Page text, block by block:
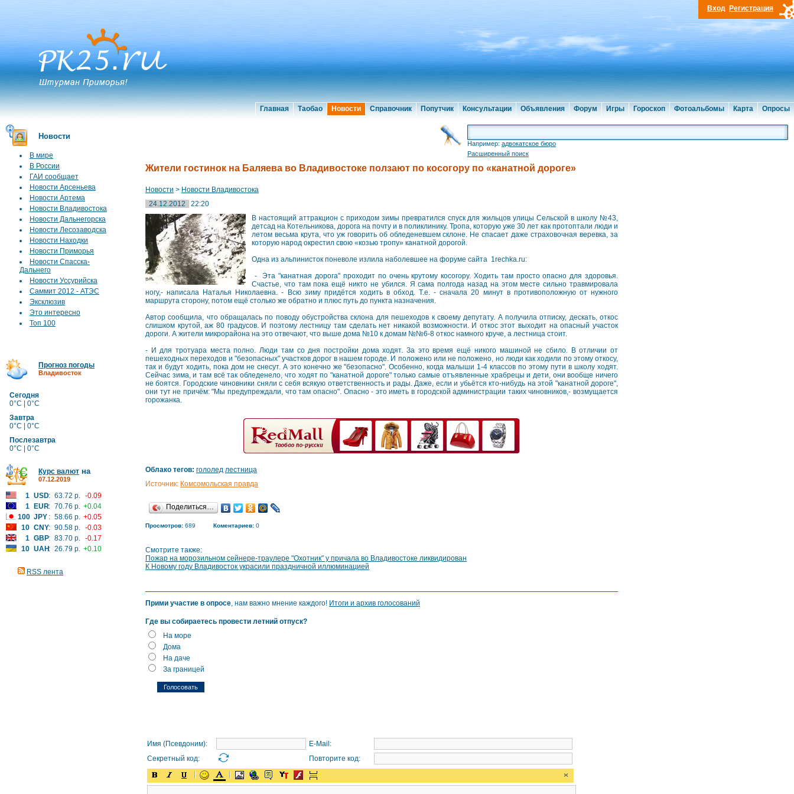
Главная Таобао Новости Справочник Попутчик Консультации Объявления Форум Игры Гороскоп Фотоальбомы Карта Опросы
Вход Регистрация
Новости
В мире
В России
ГАИ сообщает
Новости Арсеньева
Новости Артема
Новости Владивостока
Новости Дальнегорска
Новости Лесозаводска
Новости Находки
Новости Приморья
Новости Спасска-
Дальнего
Новости Уссурийска
Саммит 2012 - АТЭС
Эксклюзив
Это интересно
Топ 100
Прогноз погоды
Владивосток
Сегодня
0°C | 0°C
Завтра
0°C | 0°C
Послезавтра
0°C | 0°C
Курс валют на
07.12.2019
1 USD: 63.72 р. -0.09
1
EUR: 70.76 р. +0.04
100 JPY : 58.66 р. +0.05
10 CNY: 90.58 р. -0.03
1 GBP: 83.70 р. -0.17
10 UAH: 26.79 р. +0.10
RSS лента
Например: адвокатское бюро
Расширенный поиск
Жители гостинок на Баляева во Владивостоке ползают по косогору по «канатной дороге»
Новости > Новости Владивостока
24.12.2012
22:20
В настоящий аттракцион с приходом зимы превратился спуск для жильцов улицы Сельской в школу №43,
детсад на Котельникова, дорога на почту и в поликлинику. Тропа, которую уже 30 лет как протоптали люди и
летом весьма крута, что уж говорить об обледеневшем склоне. Не спасает даже страховочная веревка, за
которую народ окрестил свою «козью тропу» канатной дорогой.
Одна из альпинисток поневоле излила наболевшее на форуме сайта 1rechka.ru:
- Эта "канатная дорога" проходит по очень крутому косогору. Ходить там просто опасно для здоровья.
Счастье, что там пока ещё никто не убился. Я сама полгода назад на этом месте сильно травмировала
ногу,- написала Наталья Николаевна. - Всю зиму придётся ходить в обход. Т.е. - сначала 20 минут в противоположную от нужного
маршрута сторону, потом ещё столько же обратно и плюс путь до пункта назначения.
Автор сообщила, что обращалась по поводу обустройства склона для пешеходов к своему депутату. А получила отписку, дескать, откос
слишком крутой, аж 80 градусов. И поэтому лестницу там сделать нет никакой возможности. И откос этот выходит на опасный участок
дороги. А жители микрорайона на это отвечают, что выше дома №10 к домам №№6-8 откос намного круче, а лестница стоит.
- И для тротуара места полно. Люди там со дня постройки дома ходят. За это время ещё никого машиной не сбило. В отличии от
пешеходных переходов и "безопасных" участков дорог в нашем городе. И положено или не положено, но люди как ходили по этому откосу,
так и будут ходить, пока дом не снесут. А это конечно же "безопасно". Особенно, когда малыши 1-4 классов по этому пути в школу ходят.
Сейчас зима, и там всё так обледенело, что ходят по "канатной дороге" только самые отъявленные храбрецы и дети, они вообще ничего
не боятся. Городские чиновники сняли с себя всякую ответственность и рады. Даже, если и убьётся кто-нибудь на этой "канатной дороге",
они тут не причём: "Мы предупреждали, что там опасно". Опасно - это иметь в городской администрации таких чиновников,- возмущается
горожанка.
Облако тегов: гололед лестница
Источник: Комсомольская правда
Поделиться…
Просмотров: 689 Коментариев: 0
Смотрите также:
Пожар на морозильном сейнере-траулере "Охотник" у причала во Владивостоке ликвидирован
К Новому году Владивосток украсили праздничной иллюминацией
Прими участие в опросе, нам важно мнение каждого! Итоги и архив голосований
Где вы собираетесь провести летний отпуск?
На море
Дома
На даче
За границей
Имя (Псевдоним):
E-Mail:
Секретный код:
Повторите код: